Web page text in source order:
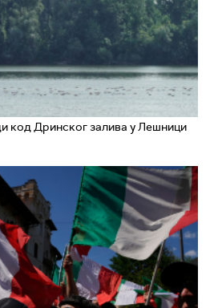
код Дринског залива у Лешници